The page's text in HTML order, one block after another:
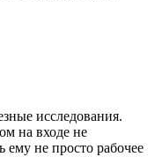
исследования.
на входе не
не просто рабочее